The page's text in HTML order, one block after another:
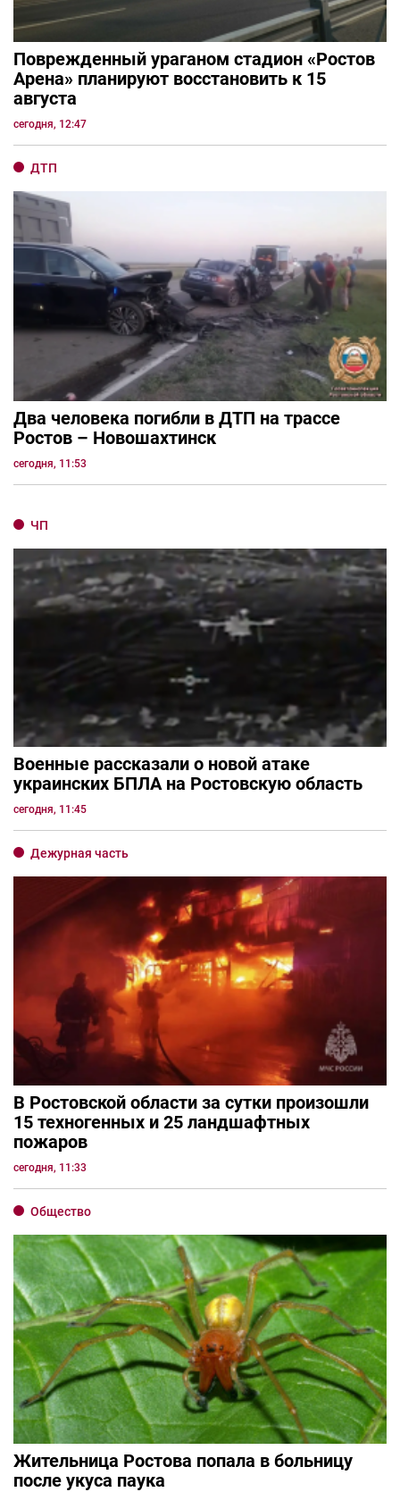
Поврежденный ураганом стадион «Ростов
Арена» планируют восстановить к 15
августа
сегодня, 12:47
ДТП
Два человека погибли в ДТП на трассе
Ростов – Новошахтинск
сегодня, 11:53
ЧП
Военные рассказали о новой атаке
украинских БПЛА на Ростовскую область
сегодня, 11:45
Дежурная часть
В Ростовской области за сутки произошли
15 техногенных и 25 ландшафтных
пожаров
сегодня, 11:33
Общество
Жительница Ростова попала в больницу
после укуса паука